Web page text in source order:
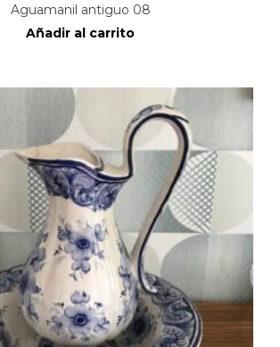
Aguamanil antiguo 08
Añadir al carrito